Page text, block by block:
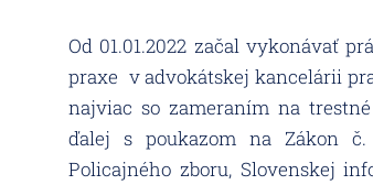
Od 01.01.2022 začal vykonávať
praxe v advokátskej kancelárii
najviac so zameraním na
ďalej s poukazom na Zákon
Policajného zboru, Slovenskej